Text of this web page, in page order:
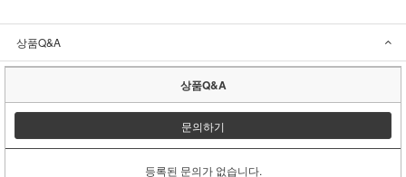
상품Q&A
상품Q&A
문의하기
등록된 문의가 없습니다.